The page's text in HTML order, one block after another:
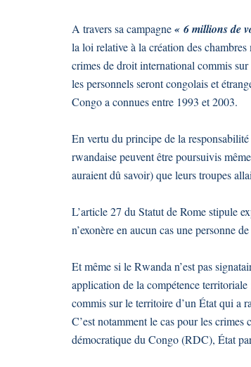
A travers sa campagne« 6 millions de
la loi relative à la création des
crimes de droit international commis
les personnels seront congolais et
Congo a connues entre 1993 et 2003.
En vertu du principe de la
rwandaise peuvent être poursuivis
auraient dû savoir) que leurs troupes
L’article 27 du Statut de Rome stipule
n’exonère en aucun cas une personne
Et même si le Rwanda n’est pas
application de la compétence
commis sur le territoire d’un État qui a
C’est notamment le cas pour les
démocratique du Congo (RDC), État